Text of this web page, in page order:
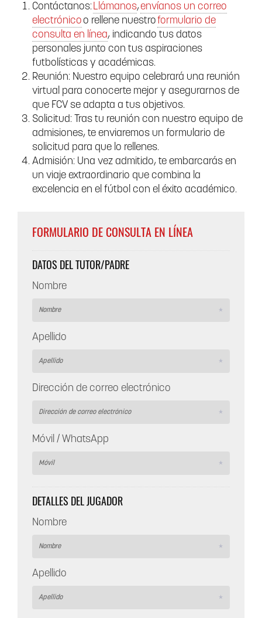
Contáctanos: Llámanos,envíanos un correo
electrónico o rellene nuestroformulario de
consulta en línea, indicando tus datos
personales junto con tus aspiraciones
futbolísticas y académicas.
Reunión: Nuestro equipo celebrará una reunión
virtual para conocerte mejor y asegurarnos de
que FCV se adapta a tus objetivos.
Solicitud: Tras tu reunión con nuestro equipo de
admisiones, te enviaremos un formulario de
solicitud para que lo rellenes.
Admisión: Una vez admitido, te embarcarás en
un viaje extraordinario que combina la
excelencia en el fútbol con el éxito académico.
FORMULARIO DE CONSULTA EN LÍNEA
DATOS DEL TUTOR/PADRE
Nombre
Apellido
Dirección de correo electrónico
Móvil / WhatsApp
DETALLES DEL JUGADOR
Nombre
Apellido